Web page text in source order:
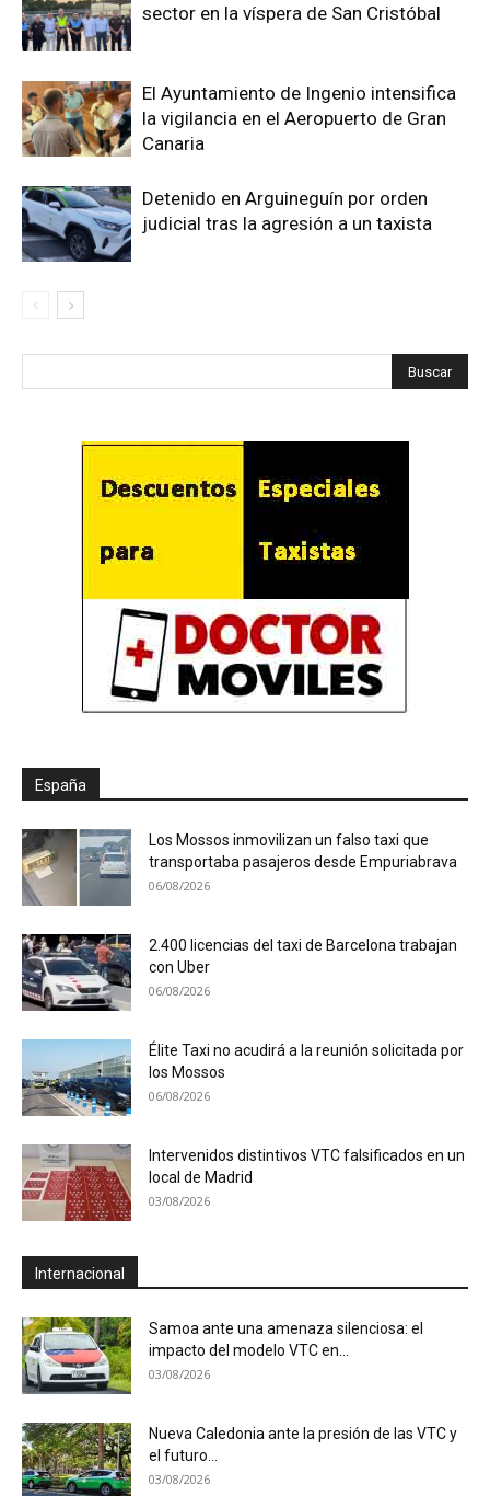
sector en la víspera de San Cristóbal
El Ayuntamiento de Ingenio intensifica
la vigilancia en el Aeropuerto de Gran
Canaria
Detenido en Arguineguín por orden
judicial tras la agresión a un taxista
España
Los Mossos inmovilizan un falso taxi que
transportaba pasajeros desde Empuriabrava
06/08/2026
2.400 licencias del taxi de Barcelona trabajan
con Uber
06/08/2026
Élite Taxi no acudirá a la reunión solicitada por
los Mossos
06/08/2026
Intervenidos distintivos VTC falsificados en un
local de Madrid
03/08/2026
Internacional
Samoa ante una amenaza silenciosa: el
impacto del modelo VTC en...
03/08/2026
Nueva Caledonia ante la presión de las VTC y
el futuro...
03/08/2026